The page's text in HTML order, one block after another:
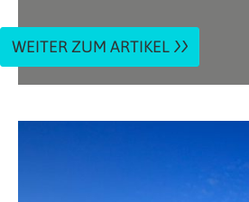
WEITER ZUM ARTIKEL